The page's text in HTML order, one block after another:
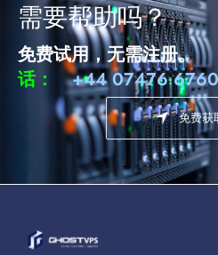
需要帮助吗？
免费试用，无需注册。
话：
+44 07476
免费获